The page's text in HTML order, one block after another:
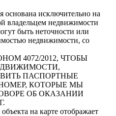
исключительно на
владельцем недвижимости
быть неточности или
недвижимости, со
4072/2012, ЧТОБЫ
ПАСПОРТНЫЕ
КОТОРЫЕ МЫ
ОБ ОКАЗАНИИ
на карте отображает